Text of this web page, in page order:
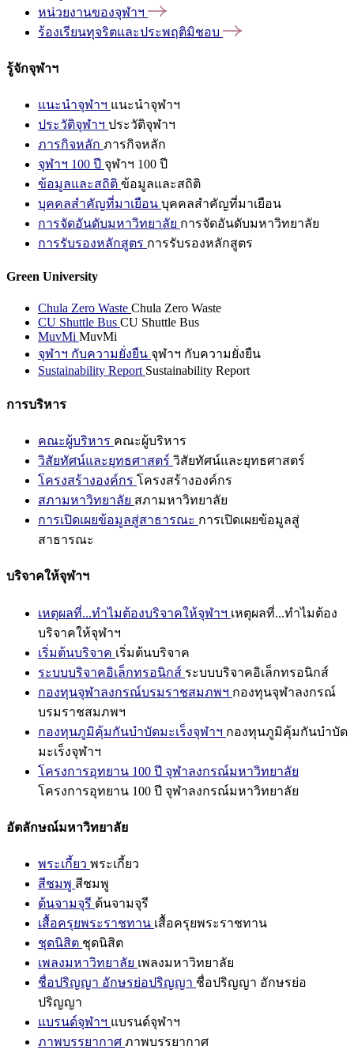
หน่วยงานของจุฬาฯ
ร้องเรียนทุจริตและประพฤติมิชอบ
รู้จักจุฬาฯ
แนะนำจุฬาฯ แนะนำจุฬาฯ
ประวัติจุฬาฯ ประวัติจุฬาฯ
ภารกิจหลัก ภารกิจหลัก
จุฬาฯ 100 ปี จุฬาฯ 100 ปี
ข้อมูลและสถิติ ข้อมูลและสถิติ
บุคคลสำคัญที่มาเยือน บุคคลสำคัญที่มาเยือน
การจัดอันดับมหาวิทยาลัย การจัดอันดับมหาวิทยาลัย
การรับรองหลักสูตร การรับรองหลักสูตร
Green University
Chula Zero Waste Chula Zero Waste
CU Shuttle Bus CU Shuttle Bus
MuvMi MuvMi
จุฬาฯ กับความยั่งยืน จุฬาฯ กับความยั่งยืน
Sustainability Report Sustainability Report
การบริหาร
คณะผู้บริหาร คณะผู้บริหาร
วิสัยทัศน์และยุทธศาสตร์ วิสัยทัศน์และยุทธศาสตร์
โครงสร้างองค์กร โครงสร้างองค์กร
สภามหาวิทยาลัย สภามหาวิทยาลัย
การเปิดเผยข้อมูลสู่สาธารณะ การเปิดเผยข้อมูลสู่
สาธารณะ
บริจาคให้จุฬาฯ
เหตุผลที่...ทำไมต้องบริจาคให้จุฬาฯ เหตุผลที่...ทำไมต้อง
บริจาคให้จุฬาฯ
เริ่มต้นบริจาค เริ่มต้นบริจาค
ระบบบริจาคอิเล็กทรอนิกส์ ระบบบริจาคอิเล็กทรอนิกส์
กองทุนจุฬาลงกรณ์บรมราชสมภพฯ กองทุนจุฬาลงกรณ์
บรมราชสมภพฯ
กองทุนภูมิคุ้มกันบำบัดมะเร็งจุฬาฯ กองทุนภูมิคุ้มกันบำบัด
มะเร็งจุฬาฯ
โครงการอุทยาน 100 ปี จุฬาลงกรณ์มหาวิทยาลัย
โครงการอุทยาน 100 ปี จุฬาลงกรณ์มหาวิทยาลัย
อัตลักษณ์มหาวิทยาลัย
พระเกี้ยว พระเกี้ยว
สีชมพู สีชมพู
ต้นจามจุรี ต้นจามจุรี
เสื้อครุยพระราชทาน เสื้อครุยพระราชทาน
ชุดนิสิต ชุดนิสิต
เพลงมหาวิทยาลัย เพลงมหาวิทยาลัย
ชื่อปริญญา อักษรย่อปริญญา ชื่อปริญญา อักษรย่อ
ปริญญา
แบรนด์จุฬาฯ แบรนด์จุฬาฯ
ภาพบรรยากาศ ภาพบรรยากาศ